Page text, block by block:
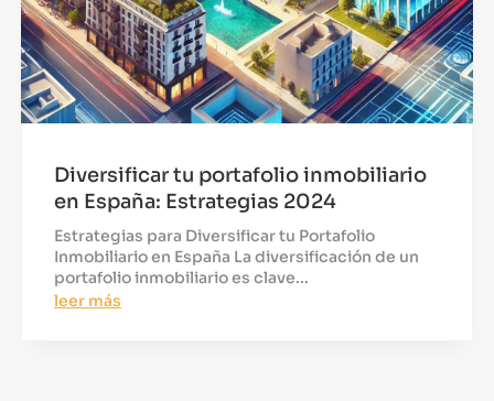
Diversificar tu portafolio inmobiliario
en España: Estrategias 2024
Estrategias para Diversificar tu Portafolio
Inmobiliario en España La diversificación de un
portafolio inmobiliario es clave...
leer más